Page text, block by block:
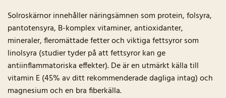
Solroskärnor innehåller näringsämnen som protein, folsyra,
pantotensyra, B-komplex vitaminer, antioxidanter,
mineraler, fleromättade fetter och viktiga fettsyror som
linolsyra (studier tyder på att fettsyror kan ge
antiinflammatoriska effekter). De är en utmärkt källa till
vitamin E (45% av ditt rekommenderade dagliga intag) och
magnesium och en bra fiberkälla.